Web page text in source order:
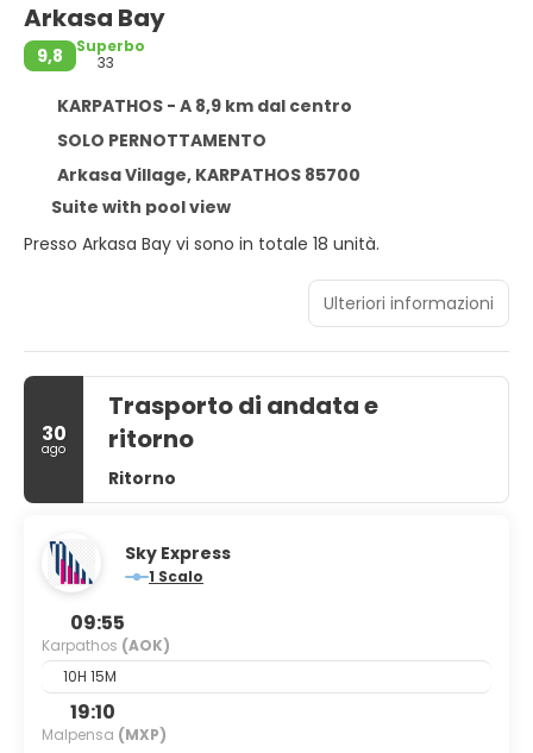
Arkasa Bay
9,8
Superbo
33
KARPATHOS - A 8,9 km dal centro
SOLO PERNOTTAMENTO
Arkasa Village, KARPATHOS 85700
Suite with pool view
Presso Arkasa Bay vi sono in totale 18 unità.
Ulteriori informazioni
30
ago
Trasporto di andata e
ritorno
Ritorno
Sky Express
1 Scalo
09:55
Karpathos (AOK)
10H 15M
19:10
Malpensa (MXP)